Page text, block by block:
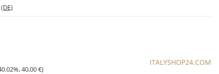
(DE)
,40,00 €)
ITALYSHOP24.COM